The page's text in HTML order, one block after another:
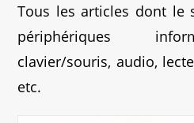
Tous les articles dont le
périphériques
clavier/souris, audio,
etc.